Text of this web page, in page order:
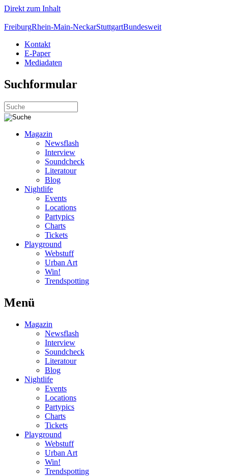
Direkt zum Inhalt
FreiburgRhein-Main-NeckarStuttgartBundesweit
Kontakt
E-Paper
Mediadaten
Suchformular
Magazin
Newsflash
Interview
Soundcheck
Literatour
Blog
Nightlife
Events
Locations
Partypics
Charts
Tickets
Playground
Webstuff
Urban Art
Win!
Trendspotting
Menü
Magazin
Newsflash
Interview
Soundcheck
Literatour
Blog
Nightlife
Events
Locations
Partypics
Charts
Tickets
Playground
Webstuff
Urban Art
Win!
Trendspotting